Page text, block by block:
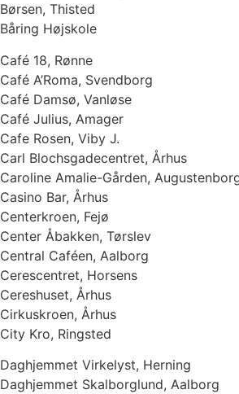
Børsen, Thisted
Båring Højskole
Café 18, Rønne
Café A’Roma, Svendborg
Café Damsø, Vanløse
Café Julius, Amager
Cafe Rosen, Viby J.
Carl Blochsgadecentret, Århus
Caroline Amalie-Gården,
Casino Bar, Århus
Centerkroen, Fejø
Center Åbakken, Tørslev
Central Caféen, Aalborg
Cerescentret, Horsens
Cereshuset, Århus
Cirkuskroen, Århus
City Kro, Ringsted
Daghjemmet Virkelyst, Herning
Daghjemmet Skalborglund, Aalborg